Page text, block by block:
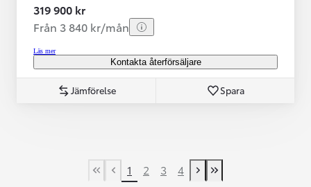
319 900 kr
Från 3 840 kr/mån
Läs mer
Kontakta återförsäljare
Jämförelse Spara
First Page
Previous page
1 2 3 4
Next page
Last Page